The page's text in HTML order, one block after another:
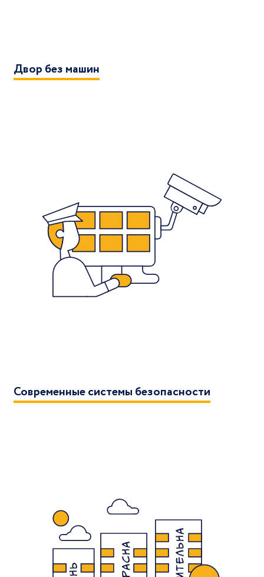
Двор без машин
Современные системы безопасности